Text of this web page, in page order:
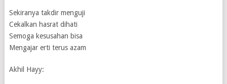
Sekiranya takdir menguji
Cekalkan hasrat dihati
Semoga kesusahan bisa
Mengajar erti terus azam
Akhil Hayy: